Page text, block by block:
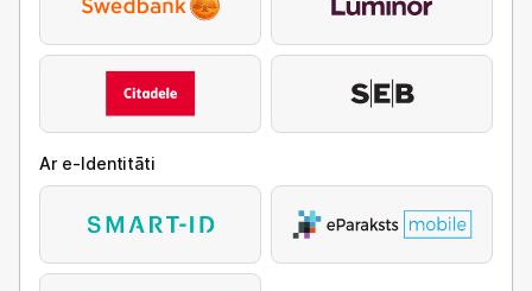
Ar e-Identitāti